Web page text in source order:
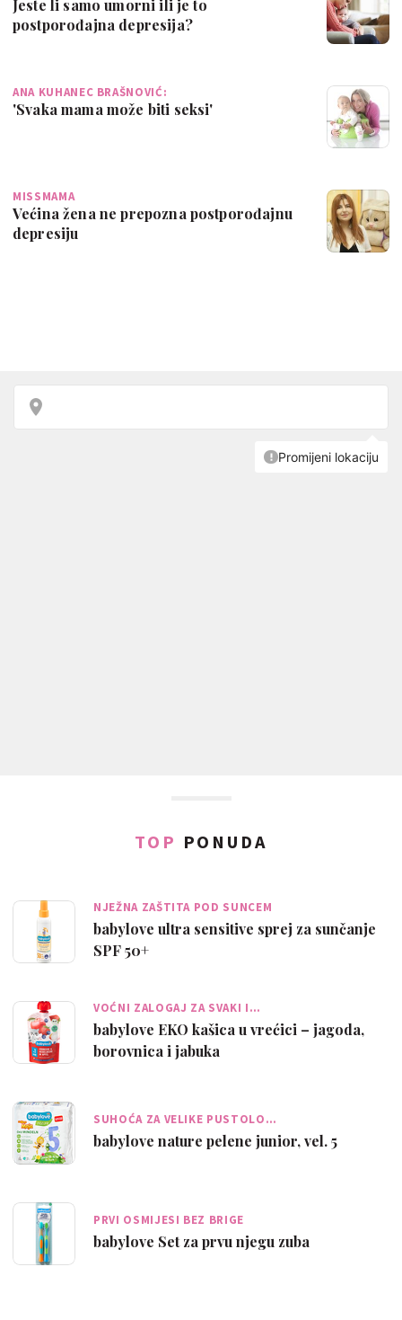
Jeste li samo umorni ili je to
postporođajna depresija?
ANA KUHANEC BRAŠNOVIĆ:
'Svaka mama može biti seksi'
MISSMAMA
Većina žena ne prepozna postporođajnu
depresiju
TOP PONUDA
NJEŽNA ZAŠTITA POD SUNCEM
babylove ultra sensitive sprej za sunčanje
SPF 50+
VOĆNI ZALOGAJ ZA SVAKI I…
babylove EKO kašica u vrećici – jagoda,
borovnica i jabuka
SUHOĆA ZA VELIKE PUSTOLO…
babylove nature pelene junior, vel. 5
PRVI OSMIJESI BEZ BRIGE
babylove Set za prvu njegu zuba